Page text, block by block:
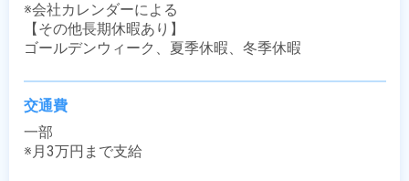
※会社カレンダーによる
【その他長期休暇あり】
ゴールデンウィーク、夏季休暇、冬季休暇
交通費
一部
※月3万円まで支給